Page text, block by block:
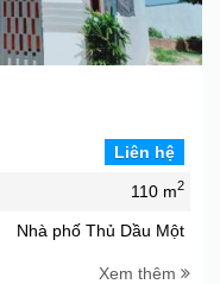
Liên hệ
110 m2
Nhà phố Thủ Dầu Một
Xem thêm